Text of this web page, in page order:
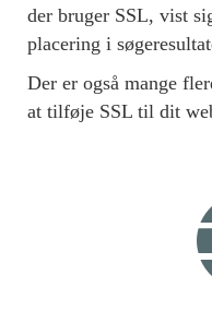
der bruger SSL, vist
placering i
Der er også mange
at tilføje SSL til dit